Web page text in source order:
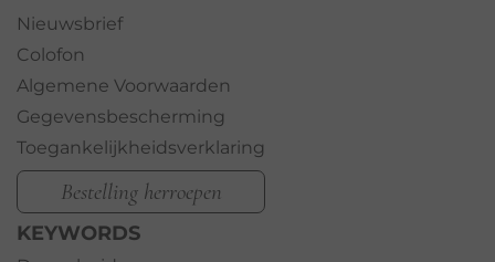
Nieuwsbrief
Colofon
Algemene Voorwaarden
Gegevensbescherming
Toegankelijkheidsverklaring
Bestelling herroepen
KEYWORDS